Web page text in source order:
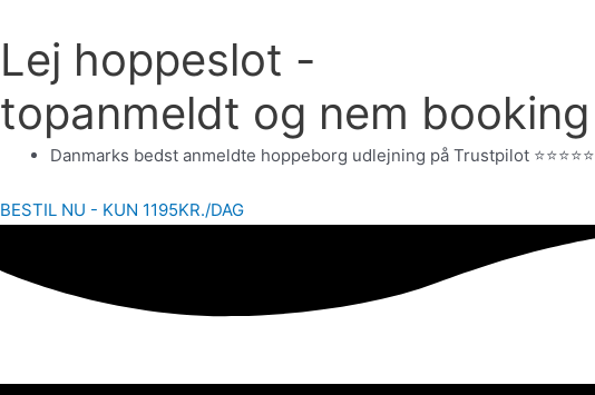
Lej hoppeslot -
topanmeldt og nem booking
Danmarks bedst anmeldte hoppeborg udlejning på Trustpilot ⭐️⭐️⭐️⭐️⭐️
BESTIL NU - KUN 1195KR./DAG